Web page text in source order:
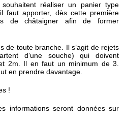
réaliser un panier type
faut apporter, dès cette première
de châtaigner afin de former
de toute branche. Il s’agit de rejets
d’une souche) qui doivent
2m. Il en faut un minimum de 3.
en prendre davantage.
!
informations seront données sur